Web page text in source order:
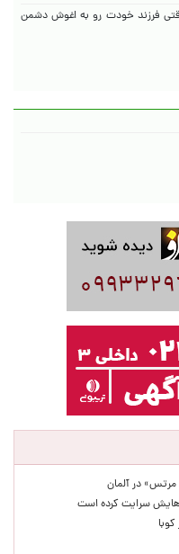
وقتى فرزند خودت رو به اغوش دشمن
در آلمان
سرایت کرده است